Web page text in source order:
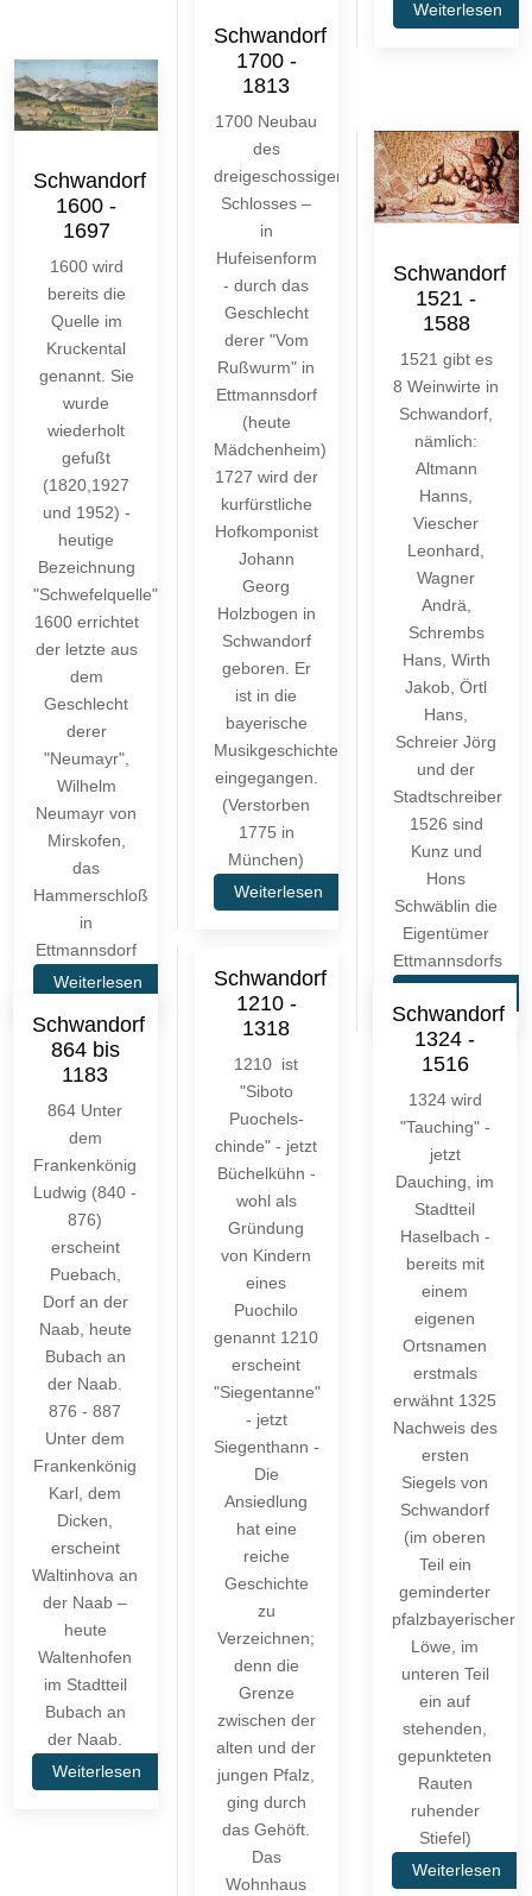
Weiterlesen
Schwandorf
1700 -
1813
1700 Neubau
des
dreigeschossigen
Schlosses –
in
Hufeisenform
- durch das
Geschlecht
derer "Vom
Rußwurm" in
Ettmannsdorf
(heute
Mädchenheim)
1727 wird der
kurfürstliche
Hofkomponist
Johann
Georg
Holzbogen in
Schwandorf
geboren. Er
ist in die
bayerische
Musikgeschichte
eingegangen.
(Verstorben
1775 in
München)
Weiterlesen
Schwandorf
1600 -
1697
1600 wird
bereits die
Quelle im
Kruckental
genannt. Sie
wurde
wiederholt
gefußt
(1820,1927
und 1952) -
heutige
Bezeichnung
"Schwefelquelle"
1600 errichtet
der letzte aus
dem
Geschlecht
derer
"Neumayr",
Wilhelm
Neumayr von
Mirskofen,
das
Hammerschloß
in
Ettmannsdorf
Weiterlesen
Schwandorf
1521 -
1588
1521 gibt es
8 Weinwirte in
Schwandorf,
nämlich:
Altmann
Hanns,
Viescher
Leonhard,
Wagner
Andrä,
Schrembs
Hans, Wirth
Jakob, Örtl
Hans,
Schreier Jörg
und der
Stadtschreiber
1526 sind
Kunz und
Hons
Schwäblin die
Eigentümer
Ettmannsdorfs
Schwandorf
1210 -
1318
1210 ist
"Siboto
Puochels-
chinde" - jetzt
Büchelkühn -
wohl als
Gründung
von Kindern
eines
Puochilo
genannt 1210
erscheint
"Siegentanne"
- jetzt
Siegenthann -
Die
Ansiedlung
hat eine
reiche
Geschichte
zu
Verzeichnen;
denn die
Grenze
zwischen der
alten und der
jungen Pfalz,
ging durch
das Gehöft.
Das
Wohnhaus
Schwandorf
1324 -
1516
1324 wird
"Tauching" -
jetzt
Dauching, im
Stadtteil
Haselbach -
bereits mit
einem
eigenen
Ortsnamen
erstmals
erwähnt 1325
Nachweis des
ersten
Siegels von
Schwandorf
(im oberen
Teil ein
geminderter
pfalzbayerischer
Löwe, im
unteren Teil
ein auf
stehenden,
gepunkteten
Rauten
ruhender
Stiefel)
Weiterlesen
Schwandorf
864 bis
1183
864 Unter
dem
Frankenkönig
Ludwig (840 -
876)
erscheint
Puebach,
Dorf an der
Naab, heute
Bubach an
der Naab.
876 - 887
Unter dem
Frankenkönig
Karl, dem
Dicken,
erscheint
Waltinhova an
der Naab –
heute
Waltenhofen
im Stadtteil
Bubach an
der Naab.
Weiterlesen